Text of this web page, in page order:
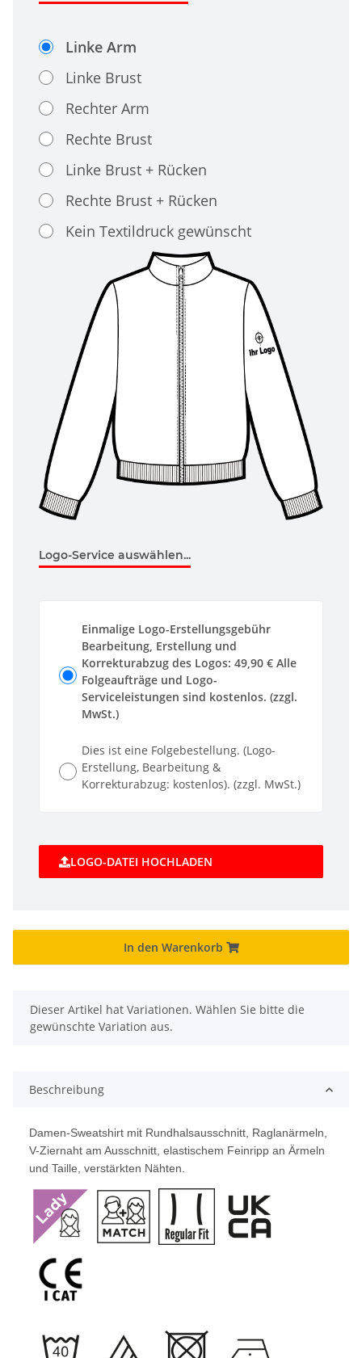
Linke Arm
Linke Brust
Rechter Arm
Rechte Brust
Linke Brust + Rücken
Rechte Brust + Rücken
Kein Textildruck gewünscht
Logo-Service auswählen...
Einmalige Logo-Erstellungsgebühr
Bearbeitung, Erstellung und
Korrekturabzug des Logos: 49,90 € Alle
Folgeaufträge und Logo-
Serviceleistungen sind kostenlos. (zzgl.
MwSt.)
Dies ist eine Folgebestellung. (Logo-
Erstellung, Bearbeitung &
Korrekturabzug: kostenlos). (zzgl. MwSt.)
LOGO-DATEI HOCHLADEN
In den Warenkorb
x
Dieser Artikel hat Variationen. Wählen Sie bitte die
gewünschte Variation aus.
Beschreibung
Damen-Sweatshirt mit Rundhalsausschnitt, Raglanärmeln,
V-Ziernaht am Ausschnitt, elastischem Feinripp an Ärmeln
und Taille, verstärkten Nähten.